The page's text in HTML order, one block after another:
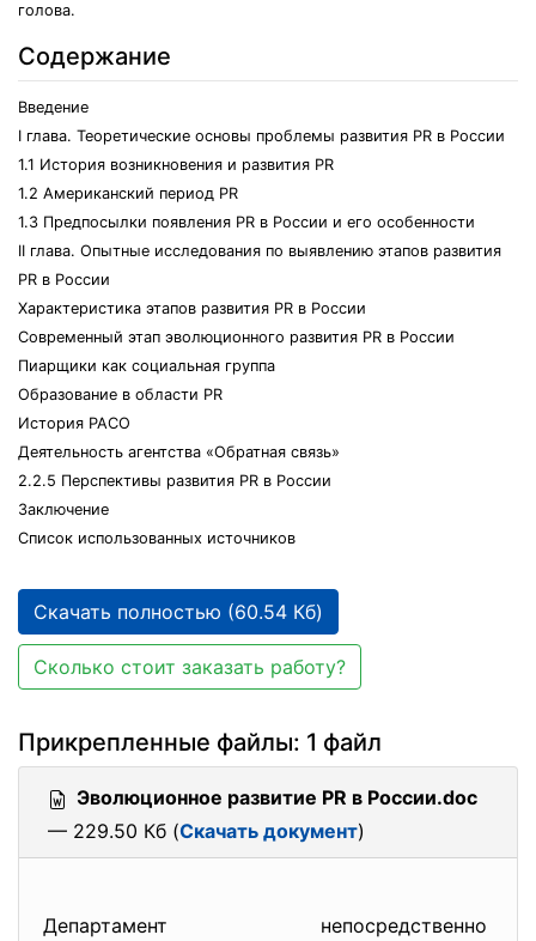
голова.
Содержание
Введение
I глава. Теоретические основы проблемы развития PR в России
1.1 История возникновения и развития PR
1.2 Американский период PR
1.3 Предпосылки появления PR в России и его особенности
II глава. Опытные исследования по выявлению этапов развития
PR в России
Характеристика этапов развития PR в России
Современный этап эволюционного развития PR в России
Пиарщики как социальная группа
Образование в области PR
История РАСО
Деятельность агентства «Обратная связь»
2.2.5 Перспективы развития PR в России
Заключение
Список использованных источников
Скачать полностью (60.54 Кб)
Сколько стоит заказать работу?
Прикрепленные файлы: 1 файл
Эволюционное развитие PR в России.doc
— 229.50 Кб (Скачать документ)
Департамент непосредственно